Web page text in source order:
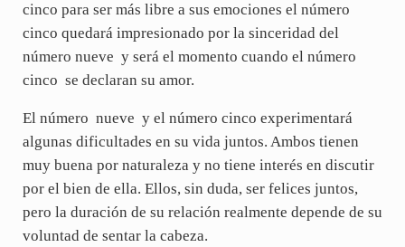
cinco para ser más libre a sus emociones el número
cinco quedará impresionado por la sinceridad del
número nueve y será el momento cuando el número
cinco se declaran su amor.
El número nueve y el número cinco experimentará
algunas dificultades en su vida juntos. Ambos tienen
muy buena por naturaleza y no tiene interés en discutir
por el bien de ella. Ellos, sin duda, ser felices juntos,
pero la duración de su relación realmente depende de su
voluntad de sentar la cabeza.